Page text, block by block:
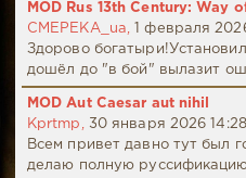
MOD Rus 13th Century: Way
CMEPEKA_ua,
1 февраля
Здорово
дошёл до "в бой" вылазит
MOD Aut Caesar aut nihil
Kprtmp,
30 января 2026 14:28
Всем привет давно тут был
делаю полную